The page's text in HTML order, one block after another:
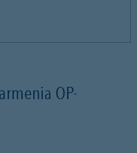
OP-